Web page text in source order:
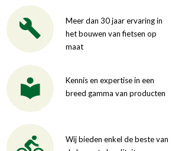
Meer dan 30 jaar ervaring in
het bouwen van fietsen op
maat
Kennis en expertise in een
breed gamma van producten
Wij bieden enkel de beste van